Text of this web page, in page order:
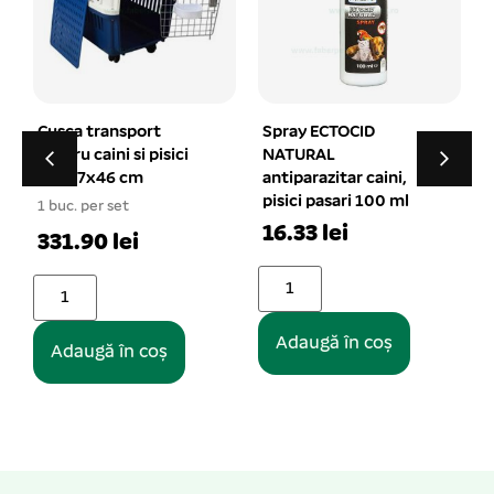
Spray ECTOCID
NATURAL
antiparazitar caini,
pisici pasari 100 ml
16.33 lei
Adaugă în coș
Lesa piele nr. 3 rosu 16
mm/110 cm
1 buc. per set
21.99 lei
Adaugă în coș